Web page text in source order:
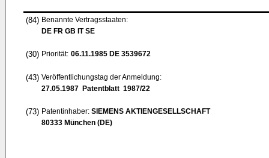
(84) Benannte Vertragsstaaten:
DE FR GB IT SE
(30) Priorität: 06.11.1985 DE 3539672
(43) Veröffentlichungstag der Anmeldung:
27.05.1987 Patentblatt 1987/22
(73) Patentinhaber: SIEMENS AKTIENGESELLSCHAFT
80333 München (DE)